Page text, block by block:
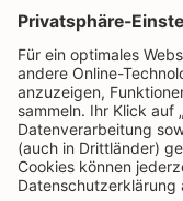
RapunzelRapunzel
Informationen